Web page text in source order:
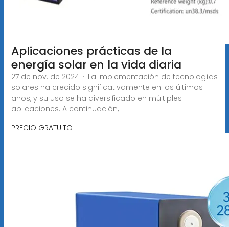
Aplicaciones prácticas de la
energía solar en la vida diaria
27 de nov. de 2024 · La implementación de tecnologías
solares ha crecido significativamente en los últimos
años, y su uso se ha diversificado en múltiples
aplicaciones. A continuación,
PRECIO GRATUITO